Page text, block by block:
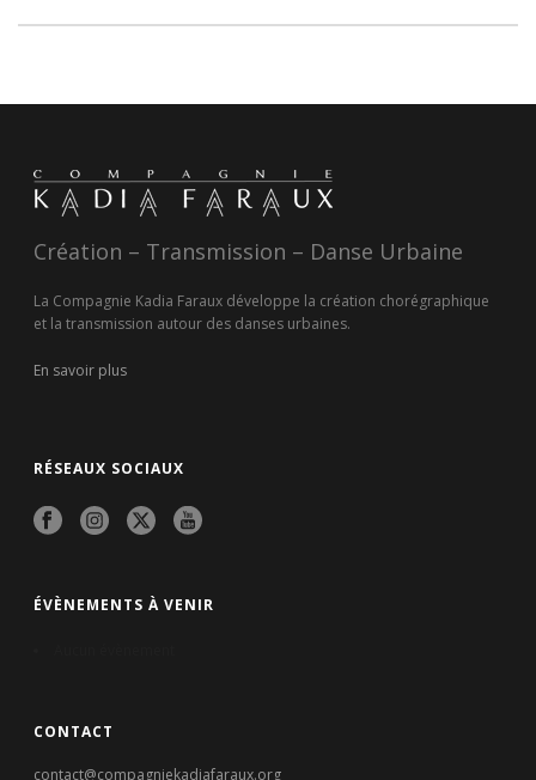
Création – Transmission – Danse Urbaine
La Compagnie Kadia Faraux développe la création chorégraphique
et la transmission autour des danses urbaines.
En savoir plus
RÉSEAUX SOCIAUX
ÉVÈNEMENTS À VENIR
CONTACT
contact@compagniekadiafaraux.org